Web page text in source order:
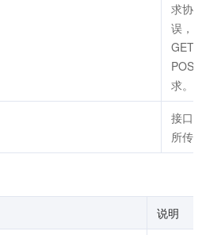
求协
误，
GET
POST
求。
接口
所传
说明